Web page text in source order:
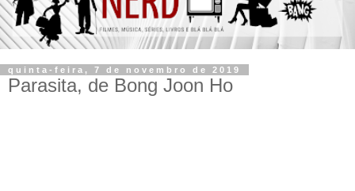
quinta-feira, 7 de novembro de 2019
Parasita, de Bong Joon Ho